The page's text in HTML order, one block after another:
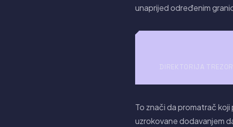
unaprijed određenim
DIREKTORIJA
To znači da promatrač
uzrokovane dodavanjem